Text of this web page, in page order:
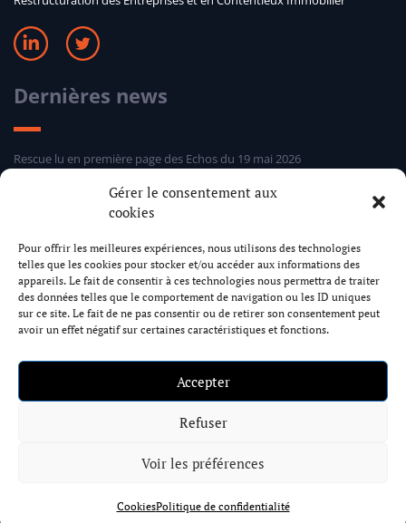
Gérer le consentement aux
cookies
Pour offrir les meilleures expériences, nous utilisons des technologies
telles que les cookies pour stocker et/ou accéder aux informations des
appareils. Le fait de consentir à ces technologies nous permettra de traiter
des données telles que le comportement de navigation ou les ID uniques
sur ce site. Le fait de ne pas consentir ou de retirer son consentement peut
avoir un effet négatif sur certaines caractéristiques et fonctions.
Accepter
Refuser
Voir les préférences
CookiesPolitique de confidentialité
Dernières news
Rescue lu en première page des Echos du 19 mai 2026
Sélection hebdomadaire Rescue d’Entreprises Distress 24 mars 2026
Sélection hebdomadaire Rescue d’Entreprises Distress 5 mars 2026
Cabinet Rescue
17 rue Dumont d’Urville 75116 Paris
+33 1 73 79 58 89